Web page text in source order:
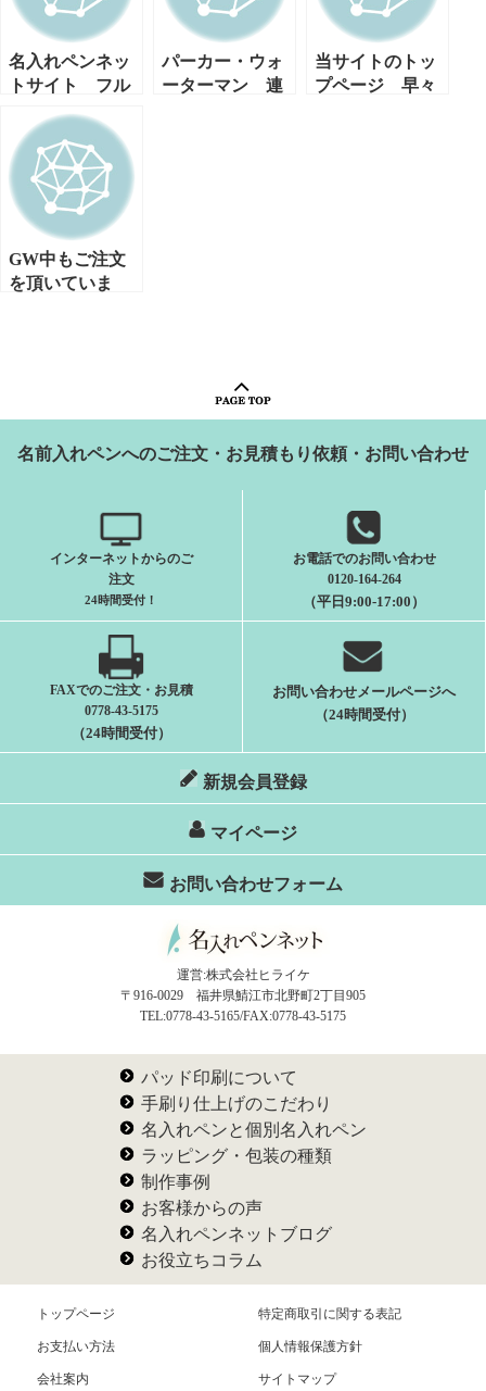
名入れペンネッ
トサイト フル
ープンです。
パーカー・ウォ
ーターマン 連
当サイトのトッ
プページ 早々
GW中もご注文
を頂いていま
名前入れペンへのご注文・お見積もり依頼・お問い合わせ
インターネットからのご
注文
24時間受付 ！
お電話でのお問い合わせ
0120-164-264
（平日9:00-17:00）
FAXでのご注文・お見積
0778-43-5175
（24時間受付）
お問い合わせメールページへ
（24時間受付）
新規会員登録
マイページ
お問い合わせフォーム
運営:株式会社ヒライケ
〒916-0029 福井県鯖江市北野町2丁目905
TEL:0778-43-5165/FAX:0778-43-5175
パッド印刷について
手刷り仕上げのこだわり
名入れペンと個別名入れペン
ラッピング・包装の種類
制作事例
お客様からの声
名入れペンネットブログ
お役立ちコラム
トップページ 特定商取引に関する表記
お支払い方法 個人情報保護方針
会社案内 サイトマップ